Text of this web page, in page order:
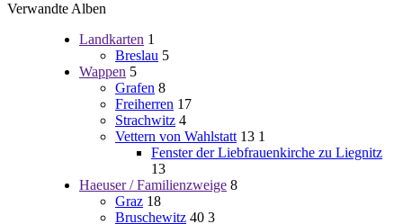
Verwandte Alben
Landkarten 1
Breslau 5
Wappen 5
Grafen 8
Freiherren 17
Strachwitz 4
Vettern von Wahlstatt 13 1
Fenster der Liebfrauenkirche zu Liegnitz
13
Haeuser / Familienzweige 8
Graz 18
Bruschewitz 40 3